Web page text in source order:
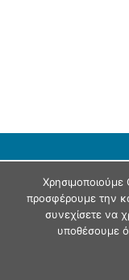
Χρησιμοποιούμε
προσφέρουμε την
συνεχίσετε να
υποθέσουμε